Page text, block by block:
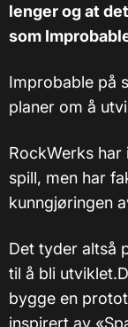
lenger og at
som
Improbable på
planer om å
RockWerks
spill, men har
kunngjøringen
Det tyder altså
til å bli
bygge en
inspirert av